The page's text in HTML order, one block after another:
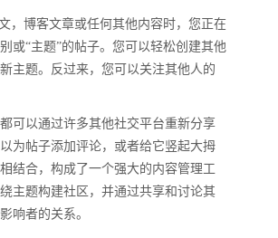
，博客文章或任何其他内容时，您正在
或“主题”的帖子。您可以轻松创建其他
主题。反过来，您可以关注其他人的
可以通过许多其他社交平台重新分享
为帖子添加评论，或者给它竖起大拇
结合，构成了一个强大的内容管理工
主题构建社区，并通过共享和讨论其
响者的关系。